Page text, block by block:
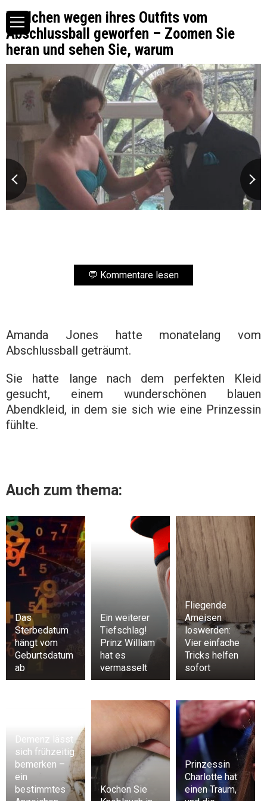
Mädchen wegen ihres Outfits vom
Abschlussball geworfen – Zoomen Sie
heran und sehen Sie, warum
💬 Kommentare lesen
Amanda Jones hatte monatelang vom
Abschlussball geträumt.
Sie hatte lange nach dem perfekten Kleid
gesucht, einem wunderschönen blauen
Abendkleid, in dem sie sich wie eine Prinzessin
fühlte.
Auch zum thema:
Das
Sterbedatum
hängt vom
Geburtsdatum
ab
Ein weiterer
Tiefschlag!
Prinz William
hat es
vermasselt
Fliegende
Ameisen
loswerden:
Vier einfache
Tricks helfen
sofort
Demenz lässt
sich frühzeitig
bemerken –
ein
bestimmtes
Kochen Sie
Prinzessin
Charlotte hat
einen Traum,